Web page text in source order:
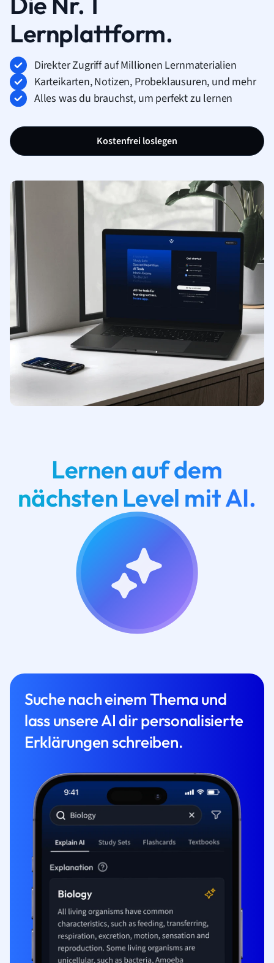
Lernplattform.
Direkter Zugriff auf Millionen Lernmaterialien
Karteikarten, Notizen, Probeklausuren, und mehr
Alles was du brauchst, um perfekt zu lernen
Kostenfrei loslegen
Lernen auf dem
nächsten Level mit AI.
Suche nach einem Thema und
lass unsere AI dir personalisierte
Erklärungen schreiben.